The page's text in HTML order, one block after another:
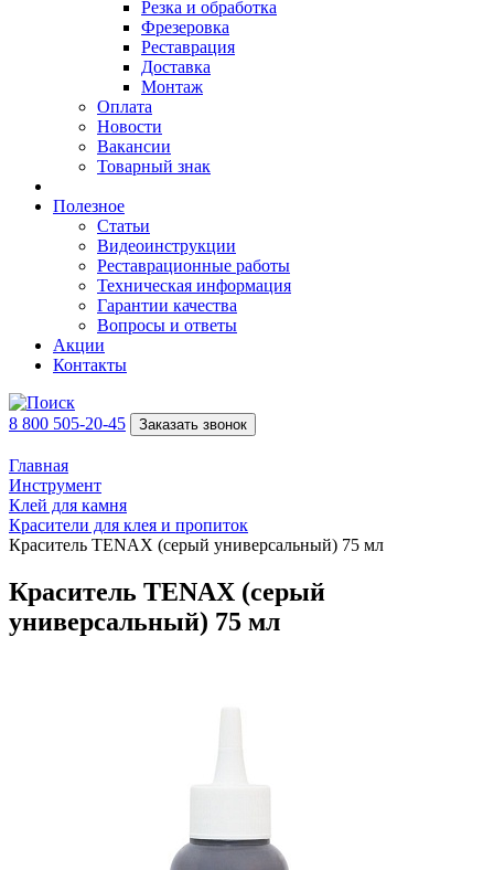
Резка и обработка
Фрезеровка
Реставрация
Доставка
Монтаж
Оплата
Новости
Вакансии
Товарный знак
Полезное
Статьи
Видеоинструкции
Реставрационные работы
Техническая информация
Гарантии качества
Вопросы и ответы
Акции
Контакты
8 800 505-20-45 Заказать звонок
Главная
Инструмент
Клей для камня
Красители для клея и пропиток
Краситель TENAX (серый универсальный) 75 мл
Краситель TENAX (серый
универсальный) 75 мл